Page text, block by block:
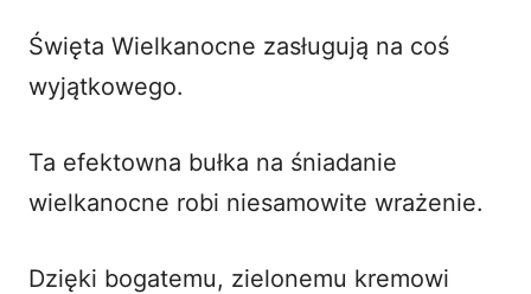
Święta Wielkanocne zasługują na coś
wyjątkowego.
Ta efektowna bułka na śniadanie
wielkanocne robi niesamowite wrażenie.
Dzięki bogatemu, zielonemu kremowi